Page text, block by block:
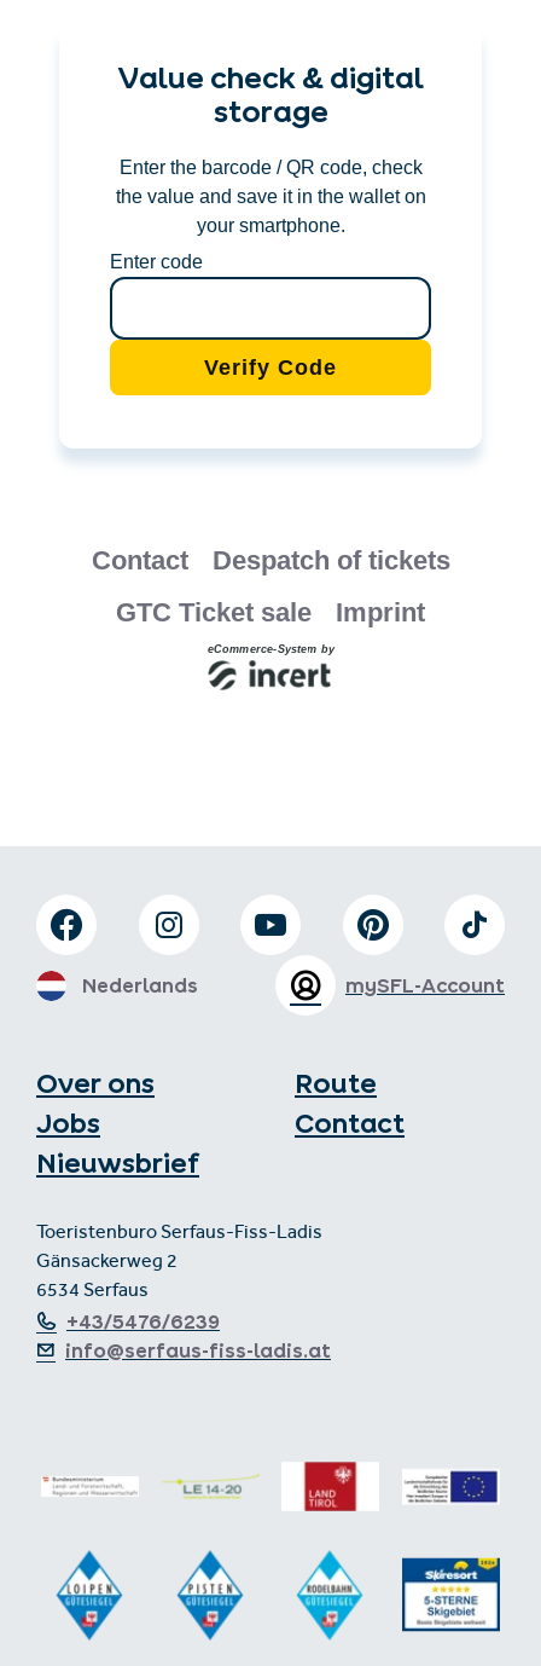
Over ons
Jobs
Nieuwsbrief
Route
Contact
Toeristenburo Serfaus-Fiss-Ladis
Gänsackerweg 2
6534 Serfaus
+43/5476/6239
info@serfaus-fiss-ladis.at
mySFL-Account
Nederlands